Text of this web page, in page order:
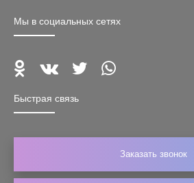
Мы в социальных сетях
Быстрая связь
Заказать звонок